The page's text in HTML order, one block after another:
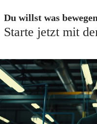
Du willst was
Starte jetzt mit
Betriebsratswahl
Dein Betrieb